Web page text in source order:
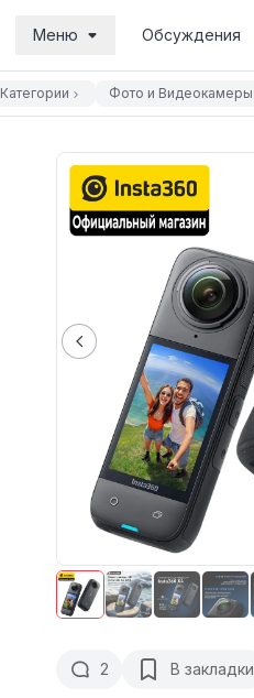
Меню Обсуждения
Категории Фото и Видеокамеры
2 В закладки